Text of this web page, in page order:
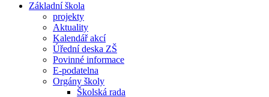
Základní škola
projekty
Aktuality
Kalendář akcí
Úřední deska ZŠ
Povinné informace
E-podatelna
Orgány školy
Školská rada